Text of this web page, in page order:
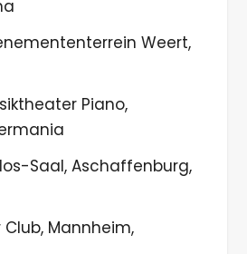
Weert,
Piano,
Saal, Aschaffenburg,
Club, Mannheim,